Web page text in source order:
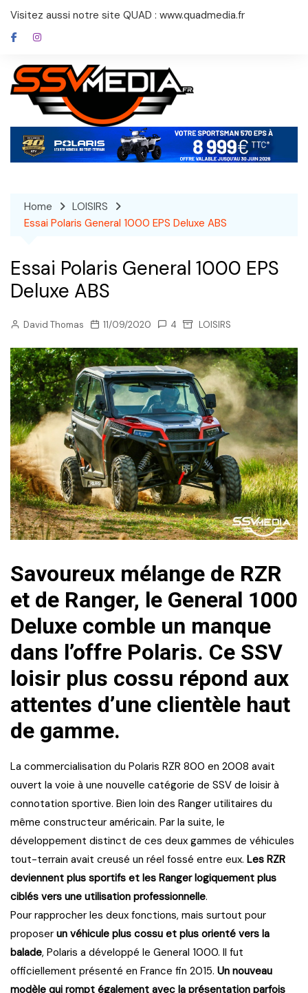
Skip
content
Visitez aussi notre site QUAD : www.quadmedia.fr
Home
LOISIRS
Essai Polaris General 1000 EPS Deluxe ABS
Essai Polaris General 1000 EPS
Deluxe ABS
David Thomas 11/09/2020 4 LOISIRS
Savoureux mélange de RZR
et de Ranger, le General 1000
Deluxe comble un manque
dans l’offre Polaris. Ce SSV
loisir plus cossu répond aux
attentes d’une clientèle haut
de gamme.
La commercialisation du Polaris RZR 800 en 2008 avait
ouvert la voie à une nouvelle catégorie de SSV de loisir à
connotation sportive. Bien loin des Ranger utilitaires du
même constructeur américain. Par la suite, le
développement distinct de ces deux gammes de véhicules
tout-terrain avait creusé un réel fossé entre eux. Les RZR
deviennent plus sportifs et les Ranger logiquement plus
ciblés vers une utilisation professionnelle.
Pour rapprocher les deux fonctions, mais surtout pour
proposer un véhicule plus cossu et plus orienté vers la
balade, Polaris a développé le General 1000. Il fut
officiellement présenté en France fin 2015. Un nouveau
modèle qui rompt également avec la présentation parfois